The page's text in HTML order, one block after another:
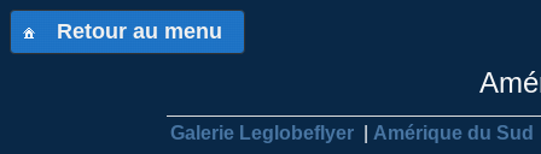
Retour au menu
Galerie Leglobeflyer
Amérique du Sud